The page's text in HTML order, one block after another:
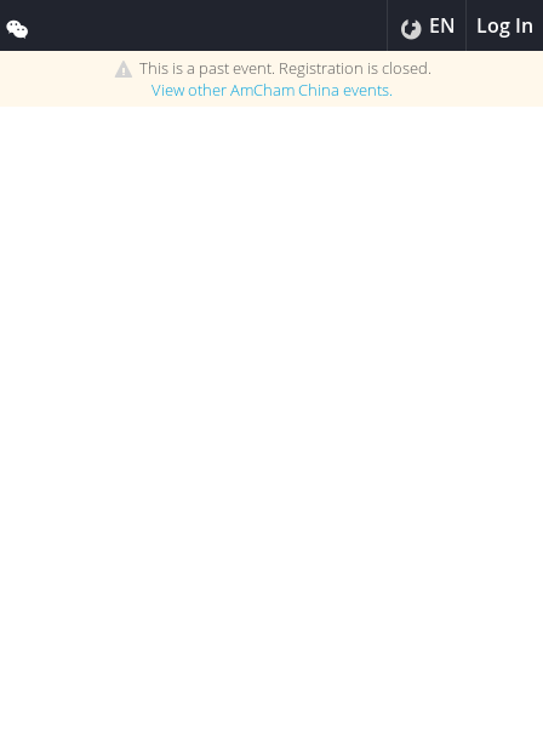
EN Log In
This is a past event. Registration is closed.
View otherAmCham China events.